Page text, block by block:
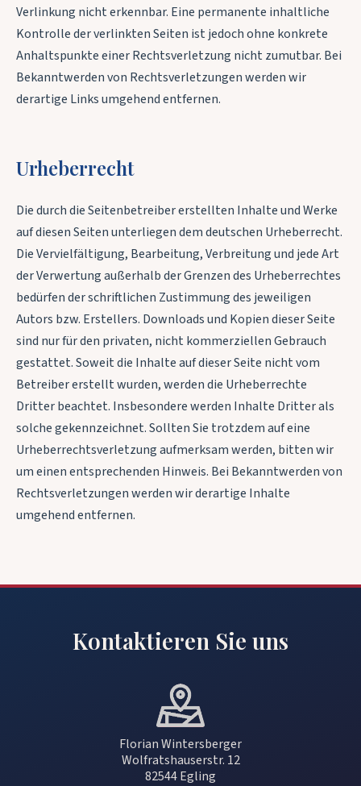
Verlinkung nicht erkennbar. Eine permanente inhaltliche
Kontrolle der verlinkten Seiten ist jedoch ohne konkrete
Anhaltspunkte einer Rechtsverletzung nicht zumutbar. Bei
Bekanntwerden von Rechtsverletzungen werden wir
derartige Links umgehend entfernen.
Urheberrecht
Die durch die Seitenbetreiber erstellten Inhalte und Werke
auf diesen Seiten unterliegen dem deutschen Urheberrecht.
Die Vervielfältigung, Bearbeitung, Verbreitung und jede Art
der Verwertung außerhalb der Grenzen des Urheberrechtes
bedürfen der schriftlichen Zustimmung des jeweiligen
Autors bzw. Erstellers. Downloads und Kopien dieser Seite
sind nur für den privaten, nicht kommerziellen Gebrauch
gestattet. Soweit die Inhalte auf dieser Seite nicht vom
Betreiber erstellt wurden, werden die Urheberrechte
Dritter beachtet. Insbesondere werden Inhalte Dritter als
solche gekennzeichnet. Sollten Sie trotzdem auf eine
Urheberrechtsverletzung aufmerksam werden, bitten wir
um einen entsprechenden Hinweis. Bei Bekanntwerden von
Rechtsverletzungen werden wir derartige Inhalte
umgehend entfernen.
Kontaktieren Sie uns
Florian Wintersberger
Wolfratshauserstr. 12
82544 Egling